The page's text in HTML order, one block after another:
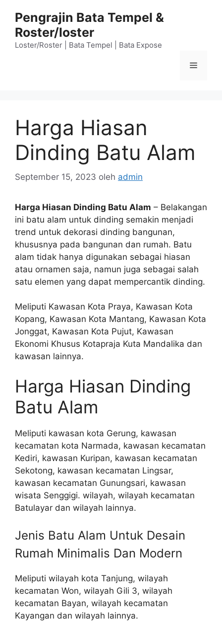
Pengrajin Bata Tempel &
Roster/loster
Loster/Roster | Bata Tempel | Bata Expose
Menu
Harga Hiasan
Dinding Batu Alam
September 15, 2023 oleh admin
Harga Hiasan Dinding Batu Alam – Belakangan
ini batu alam untuk dinding semakin menjadi
trend untuk dekorasi dinding bangunan,
khususnya pada bangunan dan rumah. Batu
alam tidak hanya digunakan sebagai hiasan
atau ornamen saja, namun juga sebagai salah
satu elemen yang dapat mempercantik dinding.
Meliputi Kawasan Kota Praya, Kawasan Kota
Kopang, Kawasan Kota Mantang, Kawasan Kota
Jonggat, Kawasan Kota Pujut, Kawasan
Ekonomi Khusus Kotapraja Kuta Mandalika dan
kawasan lainnya.
Harga Hiasan Dinding
Batu Alam
Meliputi kawasan kota Gerung, kawasan
kecamatan kota Narmada, kawasan kecamatan
Kediri, kawasan Kuripan, kawasan kecamatan
Sekotong, kawasan kecamatan Lingsar,
kawasan kecamatan Gunungsari, kawasan
wisata Senggigi. wilayah, wilayah kecamatan
Batulayar dan wilayah lainnya.
Jenis Batu Alam Untuk Desain
Rumah Minimalis Dan Modern
Meliputi wilayah kota Tanjung, wilayah
kecamatan Won, wilayah Gili 3, wilayah
kecamatan Bayan, wilayah kecamatan
Kayangan dan wilayah lainnya.